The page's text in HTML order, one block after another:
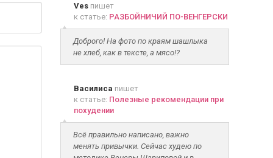
Vesпишет
к статье: РАЗБОЙНИЧИЙ ПО-ВЕНГЕРСКИ
Доброго! На фото по краям шашлыка
не хлеб, как в тексте, а мясо!?
Василиса пишет
к статье: Полезные рекомендации при
похудении
Всё правильно написано, важно
менять привычки. Сейчас худею по